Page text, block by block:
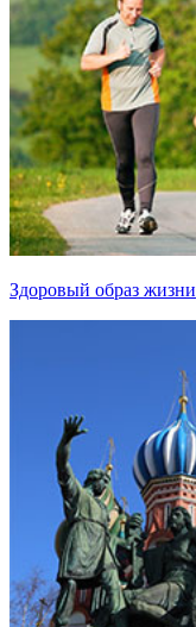
Здоровый образ жизни